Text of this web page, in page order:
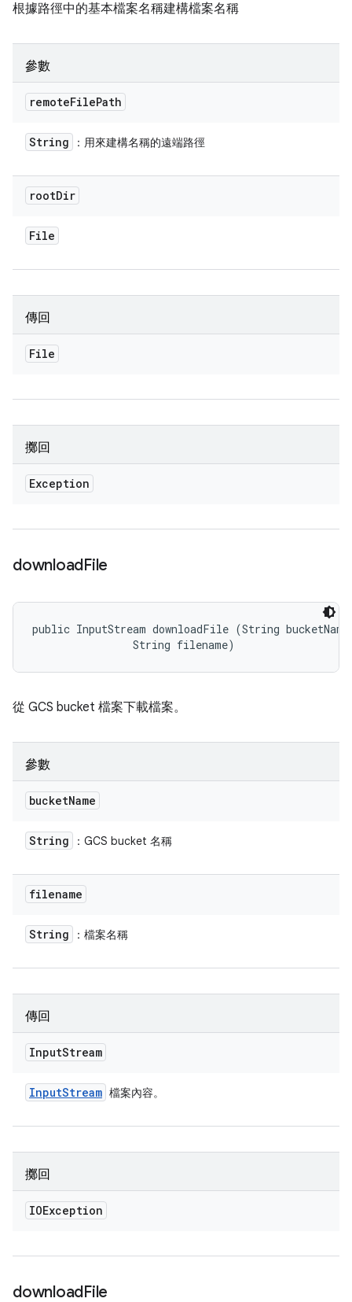
根據路徑中的基本檔案名稱建構檔案名稱
參數
remoteFilePath
String ：用來建構名稱的遠端路徑
rootDir
File
傳回
File
擲回
Exception
downloadFile
public InputStream downloadFile (String
                String filename)
從 GCS bucket 檔案下載檔案。
參數
bucketName
String ：GCS bucket 名稱
filename
String ：檔案名稱
傳回
InputStream
InputStream 檔案內容。
擲回
IOException
downloadFile